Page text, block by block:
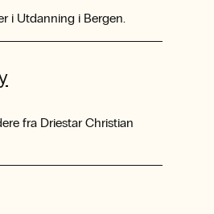
i Utdanning i Bergen.
fra Driestar Christian